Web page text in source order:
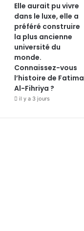
Elle aurait pu vivre
dans le luxe, elle a
préféré construire
la plus ancienne
université du
monde.
Connaissez-vous
l’histoire de Fatima
Al-Fihriya ?
il y a 3 jours